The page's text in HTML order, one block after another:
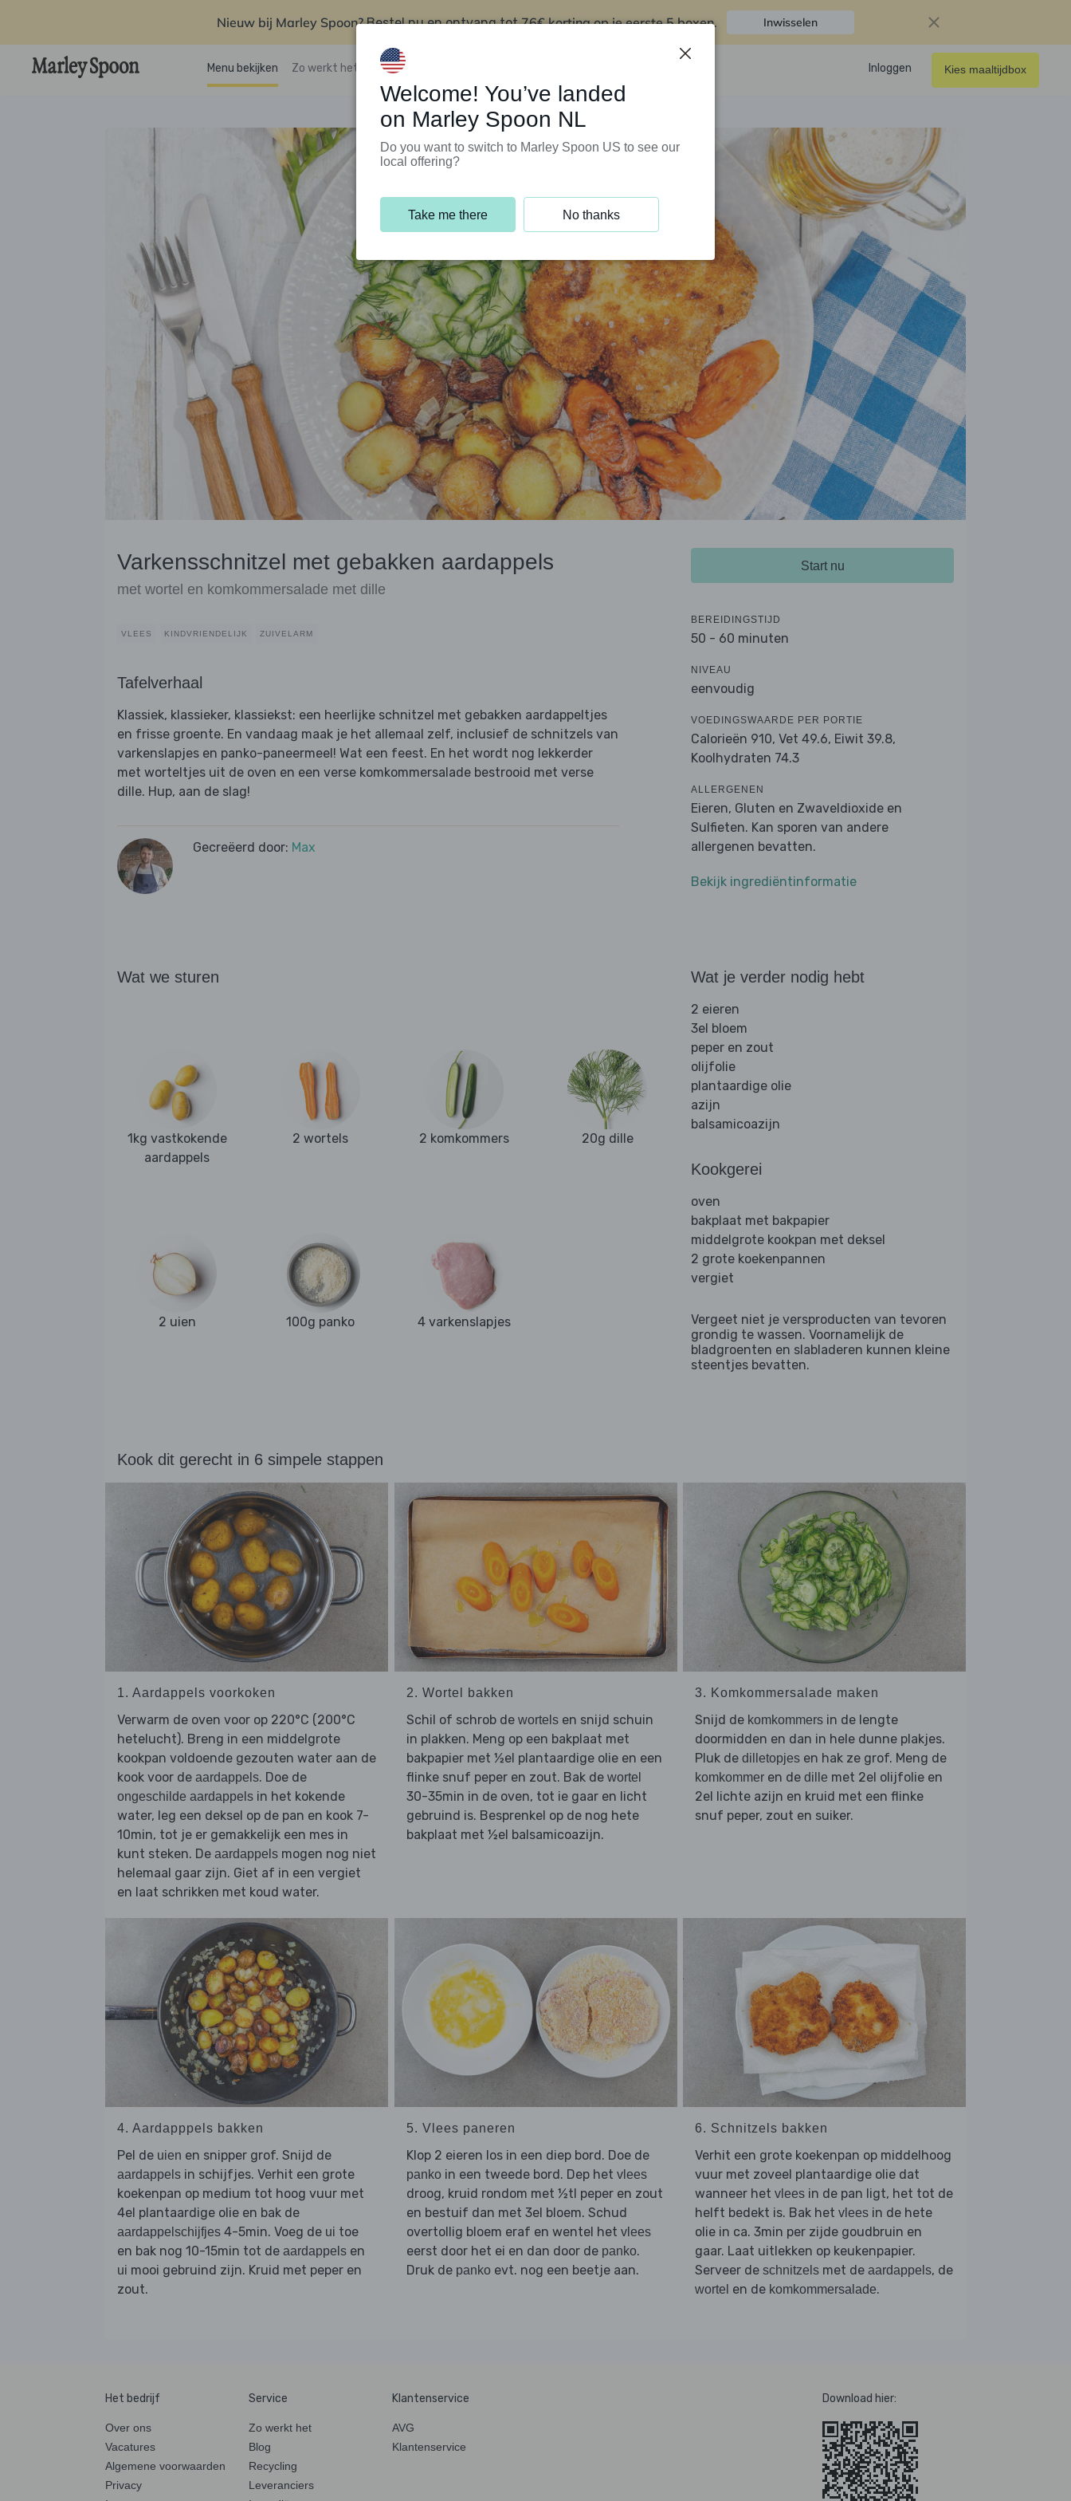
Nieuw bij Marley Spoon?Bestel nu en ontvang tot76€ korting op je eerste 5 boxen. Inwisselen
Menu bekijken Zo werkt het Klantenservice Inloggen Kies maaltijdbox
Varkensschnitzel met gebakken aardappels
met wortel en komkommersalade met dille
VLEES KINDVRIENDELIJK ZUIVELARM
Tafelverhaal
Klassiek, klassieker, klassiekst: een heerlijke schnitzel met gebakken aardappeltjes
en frisse groente. En vandaag maak je het allemaal zelf, inclusief de schnitzels van
varkenslapjes en panko-paneermeel! Wat een feest. En het wordt nog lekkerder
met worteltjes uit de oven en een verse komkommersalade bestrooid met verse
dille. Hup, aan de slag!
Gecreëerd door: Max
Start nu
BEREIDINGSTIJD
50 - 60 minuten
NIVEAU
eenvoudig
VOEDINGSWAARDE PER PORTIE
Calorieën 910, Vet 49.6, Eiwit 39.8,
Koolhydraten 74.3
ALLERGENEN
Eieren, Gluten en Zwaveldioxide en
Sulfieten. Kan sporen van andere
allergenen bevatten.
Bekijk ingrediëntinformatie
Wat we sturen
1kg vastkokende
aardappels
2 wortels 2 komkommers 20g dille
2 uien 100g panko 4 varkenslapjes
Wat je verder nodig hebt
2 eieren
3el bloem
peper en zout
olijfolie
plantaardige olie
azijn
balsamicoazijn
Kookgerei
oven
bakplaat met bakpapier
middelgrote kookpan met deksel
2 grote koekenpannen
vergiet
Vergeet niet je versproducten van tevoren
grondig te wassen. Voornamelijk de
bladgroenten en slabladeren kunnen kleine
steentjes bevatten.
Kook dit gerecht in 6 simpele stappen
1. Aardappels voorkoken
Verwarm de oven voor op 220°C (200°C
hetelucht). Breng in een middelgrote
kookpan voldoende gezouten water aan de
kook voor de aardappels. Doe de
ongeschilde aardappels in het kokende
water, leg een deksel op de pan en kook 7-
10min, tot je er gemakkelijk een mes in
kunt steken. De aardappels mogen nog niet
helemaal gaar zijn. Giet af in een vergiet
en laat schrikken met koud water.
2. Wortel bakken
Schil of schrob de wortelsen snijd schuin
in plakken. Meng op een bakplaat met
bakpapier met ½el plantaardige olie en een
flinke snuf peper en zout. Bak de wortel
30-35min in de oven, tot ie gaar en licht
gebruind is. Besprenkel op de nog hete
bakplaat met ½el balsamicoazijn.
3. Komkommersalade maken
Snijd de komkommers in de lengte
doormidden en dan in hele dunne plakjes.
Pluk de dilletopjes en hak ze grof. Meng de
komkommer en de dille met 2el olijfolie en
2el lichte azijn en kruid met een flinke
snuf peper, zout en suiker.
4. Aardapppels bakken
Pel de uien en snipper grof. Snijd de
aardappels in schijfjes. Verhit een grote
koekenpan op medium tot hoog vuur met
4el plantaardige olie en bak de
aardappelschijfjes 4-5min. Voeg de ui toe
en bak nog 10-15min tot de aardappels en
ui mooi gebruind zijn. Kruid met peper en
zout.
5. Vlees paneren
Klop 2 eieren los in een diep bord. Doe de
pankoin een tweede bord. Dep het vlees
droog, kruid rondom met ½tl peper en zout
en bestuif dan met 3el bloem. Schud
overtollig bloem eraf en wentel het vlees
eerst door het ei en dan door de panko.
Druk de pankoevt. nog een beetje aan.
6. Schnitzels bakken
Verhit een grote koekenpan op middelhoog
vuur met zoveel plantaardige olie dat
wanneer het vlees in de pan ligt, het tot de
helft bedekt is. Bak het vlees in de hete
olie in ca. 3min per zijde goudbruin en
gaar. Laat uitlekken op keukenpapier.
Serveer de schnitzels met de aardappels, de
wortel en de komkommersalade.
Het bedrijf
Over ons
Vacatures
Algemene voorwaarden
Privacy
Service
Zo werkt het
Blog
Recycling
Leveranciers
Klantenservice
AVG
Klantenservice
Download hier:
Welcome! You’ve landed
on Marley Spoon NL
Do you want to switch to Marley Spoon US to see our
local offering?
Take me there No thanks